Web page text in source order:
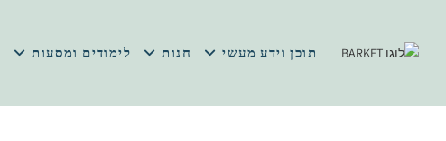
תוכן וידע מעשי חנות לימודים ומסעות